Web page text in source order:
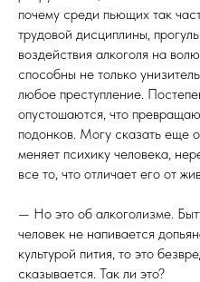
почему среди пьющих так
трудовой дисциплины,
воздействия алкоголя на
способны не только
любое преступление.
опустошаются, что
подонков. Могу сказать еще
меняет психику человека,
все то, что отличает его от
— Но это об алкоголизме.
человек не напивается
культурой пития, то это
сказывается. Так ли это?